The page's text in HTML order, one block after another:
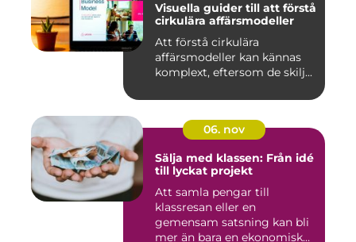
Visuella guider till att förstå
cirkulära affärsmodeller
Att förstå cirkulära
affärsmodeller kan kännas
komplext, eftersom de skilj...
06. nov
Sälja med klassen: Från idé
till lyckat projekt
Att samla pengar till
klassresan eller en
gemensam satsning kan bli
mer än bara en ekonomisk